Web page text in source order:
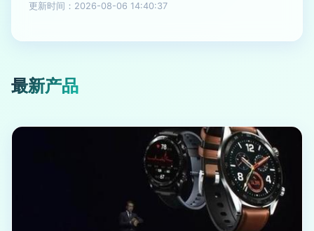
更新时间：2026-08-06 14:40:37
最新产品